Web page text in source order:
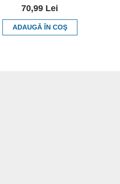
70,99 Lei
ADAUGĂ ÎN COŞ